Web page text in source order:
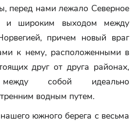
перед нами лежало Северное
и широким выходом между
причем новый враг
к нему, расположенными в
друг от друга районах,
между собой идеально
водным путем.
южного берега с весьма